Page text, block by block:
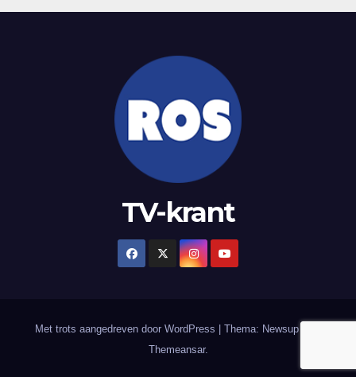
TV-krant
Met trots aangedreven door WordPress
Thema: Newsup door
Themeansar.